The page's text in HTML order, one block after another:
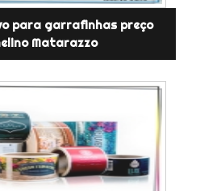
para garrafinhas preço
Matarazzo